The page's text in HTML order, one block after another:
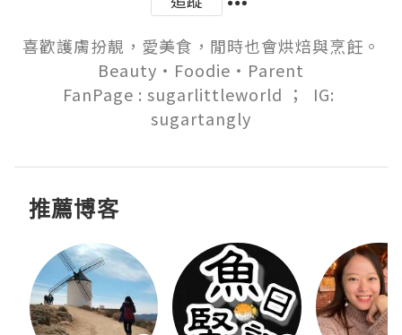
喜歡護膚扮靚，愛美食，閒時也會烘焙與烹飪。
Beauty‧Foodie‧Parent
FanPage : sugarlittleworld ；  IG:
sugartangly
推薦博客